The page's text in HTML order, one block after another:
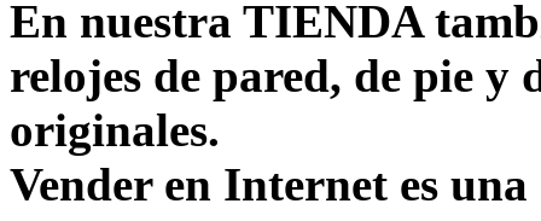
En nuestra TIENDA
relojes de pared, de pie y
originales.
Vender en Internet es